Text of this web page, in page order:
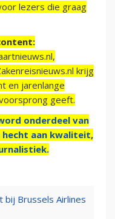
lezers die graag
krijg
en jarenlange
geeft.
onderdeel van
hecht aan kwaliteit,
bij Brussels Airlines